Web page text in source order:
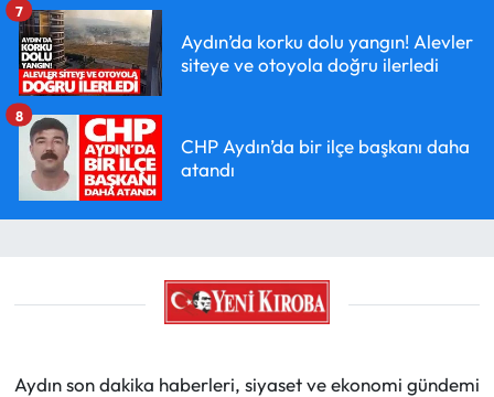
Aydın’da korku dolu yangın! Alevler
siteye ve otoyola doğru ilerledi
7
CHP Aydın’da bir ilçe başkanı daha
atandı
8
Aydın son dakika haberleri, siyaset ve ekonomi gündemi